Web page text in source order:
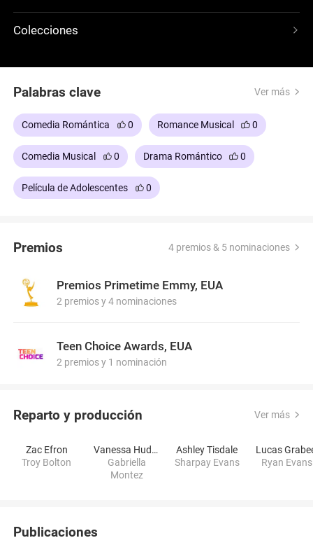
élite.
Colecciones
Palabras clave Ver más
Comedia Romántica 0 Romance Musical 0
Comedia Musical 0 Drama Romántico 0
Película de Adolescentes 0
Premios 4 premios & 5 nominaciones
Premios Primetime Emmy, EUA
2 premios y 4 nominaciones
Teen Choice Awards, EUA
2 premios y 1 nominación
Reparto y producción Ver más
Zac Efron
Troy Bolton
Vanessa Hudgens
Gabriella
Montez
Ashley Tisdale
Sharpay Evans
Lucas
Ryan Evans
Publicaciones